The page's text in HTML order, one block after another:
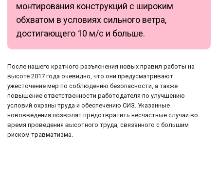
монтирования конструкций с широким
обхватом в условиях сильного ветра,
достигающего 10 м/с и больше.
После нашего краткого разъяснения новых правил работы на
высоте 2017 года очевидно, что они предусматривают
ужесточение мер по соблюдению безопасности, а также
повышение ответственности работодателя по улучшению
условий охраны труда и обеспечению СИЗ. Указанные
нововведения позволят предотвратить несчастные случаи во
время проведения высотного труда, связанного с большим
риском травматизма.